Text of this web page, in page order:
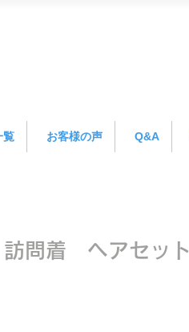
覧 お客様の声 Q&A
訪問着 ヘアセット